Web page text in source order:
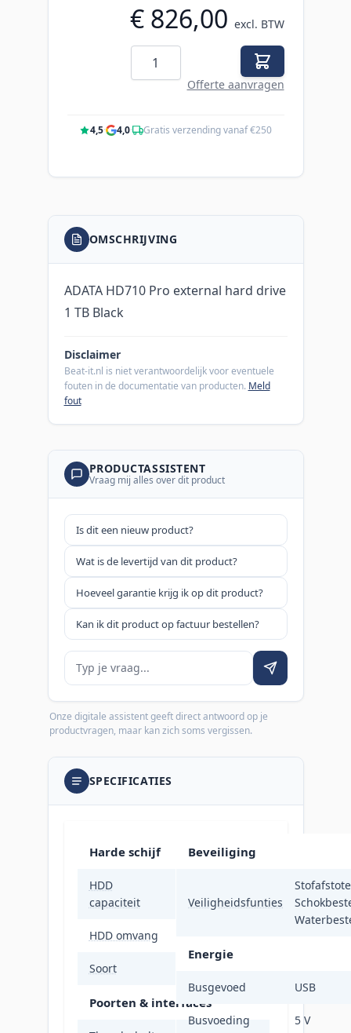
€ 826,00 excl. BTW
Aantal
Offerte aanvragen
4,5· 4,0· Gratis verzending vanaf €250
OMSCHRIJVING
ADATA HD710 Pro external hard drive
1 TB Black
Disclaimer
Beat-it.nl is niet verantwoordelijk voor eventuele
fouten in de documentatie van producten. Meld
fout
PRODUCTASSISTENT
Vraag mij alles over dit product
Is dit een nieuw product?
Wat is de levertijd van dit product?
Hoeveel garantie krijg ik op dit product?
Kan ik dit product op factuur bestellen?
Je vraag
Onze digitale assistent geeft direct antwoord op je
productvragen, maar kan zich soms vergissen.
SPECIFICATIES
Harde schijf
HDD
capaciteit
HDD omvang
Soort
Poorten & interfaces
Beveiliging
Veiligheidsfunties
Energie
Busgevoed USB
Busvoeding 5 V